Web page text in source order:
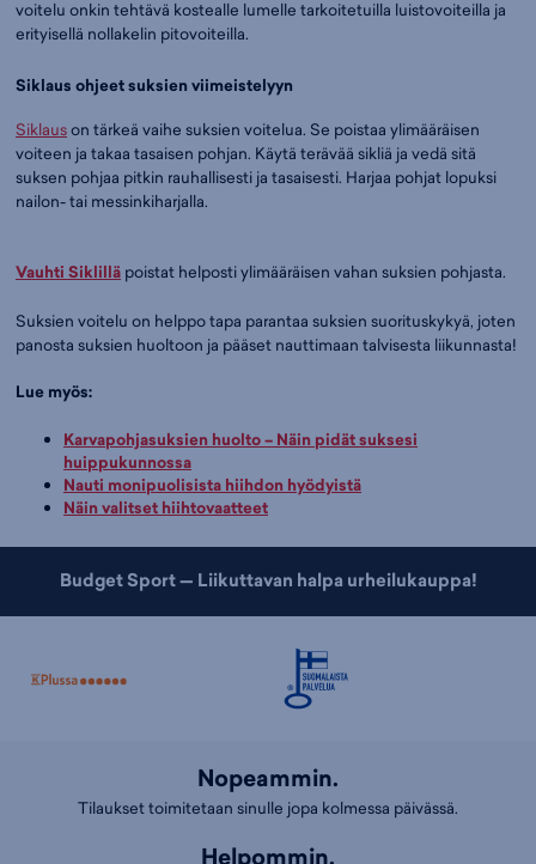
voitelu onkin tehtävä kostealle lumelle tarkoitetuilla luistovoiteilla ja
erityisellä nollakelin pitovoiteilla.
Siklaus ohjeet suksien viimeistelyyn
Siklauson tärkeä vaihe suksien voitelua. Se poistaa ylimääräisen
voiteen ja takaa tasaisen pohjan. Käytä terävää sikliä ja vedä sitä
suksen pohjaa pitkin rauhallisesti ja tasaisesti. Harjaa pohjat lopuksi
nailon- tai messinkiharjalla.
Vauhti Siklillä poistat helposti ylimääräisen vahan suksien pohjasta.
Suksien voitelu on helppo tapa parantaa suksien suorituskykyä, joten
panosta suksien huoltoon ja pääset nauttimaan talvisesta liikunnasta!
Lue myös:
Karvapohjasuksien huolto – Näin pidät suksesi
huippukunnossa
Nauti monipuolisista hiihdon hyödyistä
Näin valitset hiihtovaatteet
Budget Sport — Liikuttavan halpa urheilukauppa!
Nopeammin.
Tilaukset toimitetaan sinulle jopa kolmessa päivässä.
Helpommin.